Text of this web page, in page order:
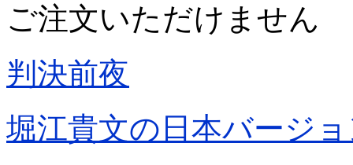
ご注文いただけません
判決前夜
堀江貴文の日本バージ